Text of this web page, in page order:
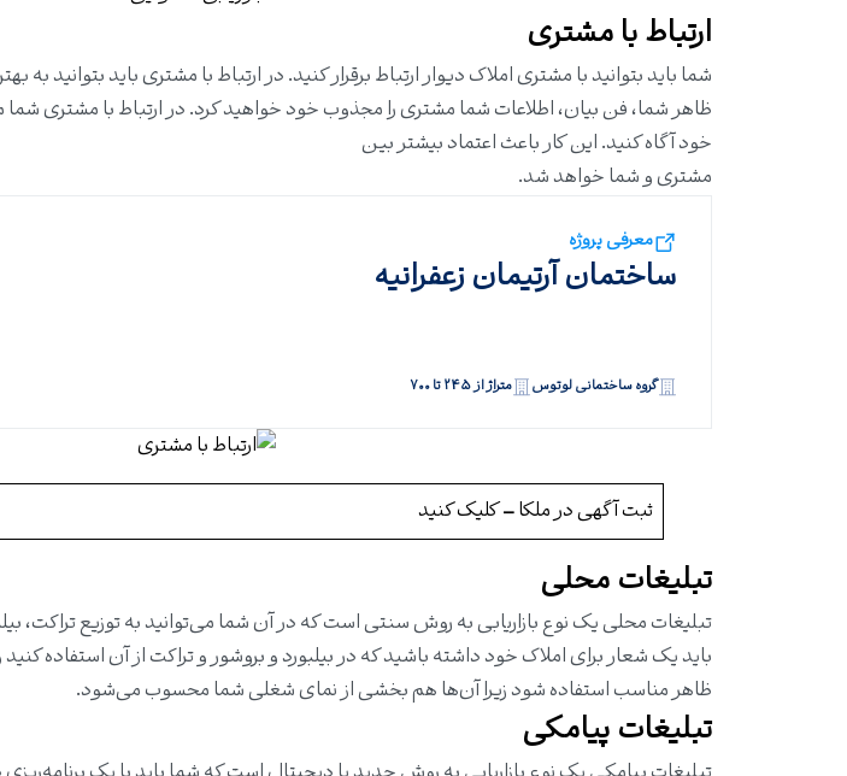
ارتباط با مشتری
شما باید بتوانید با مشتریاملاک دیوارارتباط برقرار کنید. در ارتباط با مشتری باید بتوانید
ظاهر شما، فن بیان، اطلاعات شما مشتری را مجذوب خود خواهید کرد. در ارتباط با مشتری شما
خود آگاه کنید. این کار باعث اعتماد بیشتر بین
مشتری و شما خواهد شد.
معرفی پروژه
ساختمان آرتیمان زعفرانیه
گروه ساختمانی لوتوس متراژ از ۲۴۵ تا ۷۰۰
ثبت آگهی در ملکا–کلیک کنید
تبلیغات محلی
تبلیغات محلی یک نوع بازاریابی به روش سنتی است که در آن شما می‌توانید به توزیع تراکت،
باید یک شعار برای املاک خود داشته باشید که در بیلبورد و بروشور و تراکت از آن استفاده
ظاهر مناسب استفاده شود زیرا آن‌ها هم بخشی از نمای شغلی شما محسوب می‌شود.
تبلیغات پیامکی